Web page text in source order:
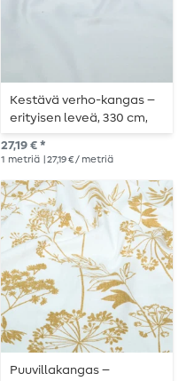
Kestävä verho-kangas –
erityisen leveä, 330 cm,
tyylikkäässä
vaaleanharmaassa
27,19 € *
1 metriä | 27,19 € / metriä
Puuvillakangas –